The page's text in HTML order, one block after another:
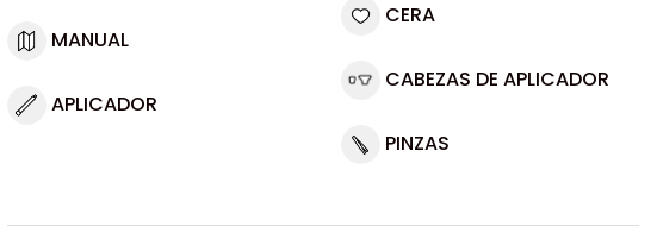
MANUAL
APLICADOR
CERA
CABEZAS DE APLICADOR
PINZAS